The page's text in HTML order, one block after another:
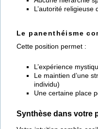
L’autorité religieuse
Le panenthéisme
Cette position permet :
L’expérience
Le maintien d’une
individu)
Une certaine place
Synthèse dans votre